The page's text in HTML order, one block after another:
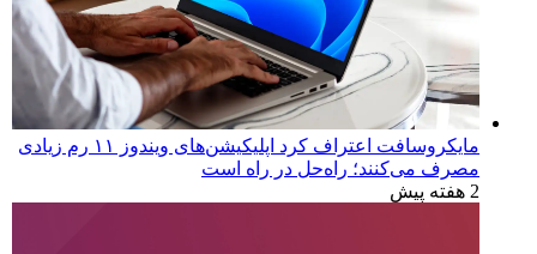
مایکروسافت اعتراف کرد اپلیکیشن‌های ویندوز ۱۱ رم زیادی
مصرف می‌کنند؛ راه‌حل در راه است
2 هفته پیش